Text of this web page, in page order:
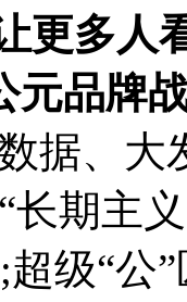
更多人
元品牌
、大
长期主
级“公